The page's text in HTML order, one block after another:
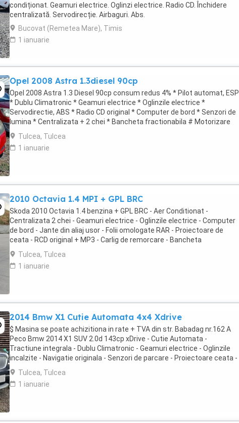
condiționat. Geamuri electrice. Oglinzi electrice. Radio CD. Închidere
centralizată. Servodirecție. Airbaguri. Abs.
Bucovat (Remetea Mare), Timis
1 ianuarie
Opel 2008 Astra 1.3diesel 90cp
Opel 2008 Astra 1.3 Diesel 90cp consum redus 4% * Pilot automat, ESP
* Dublu Climatronic * Geamuri electrice * Oglinzile electrice *
Servodirectie, ABS * Radio CD original * Computer de bord * Senzori de
lumina * Centralizata + 2 chei * Bancheta fractionabila # Motorizare
foarte economica Autoturism ...
Tulcea, Tulcea
1 ianuarie
2010 Octavia 1.4 MPI + GPL BRC
Skoda 2010 Octavia 1.4 benzina + GPL BRC - Aer Conditionat -
Centralizata 2 chei - Geamuri electrice - Oglinzile electrice - Computer
de bord - Jante din aliaj usor - Folii omologate RAR - Proiectoare de
ceata - RCD original + MP3 - Carlig de remorcare - Bancheta
fractionabila - Portbagaj foarte incapator # ...
Tulcea, Tulcea
1 ianuarie
2014 Bmw X1 Cutie Automata 4x4 Xdrive
$ Masina se poate achizitiona in rate + TVA din str. Babadag nr.162 A
Peco Bmw 2014 X1 SUV 2.0d 143cp xDrive - Cutie Automata -
Tractiune integrala - Dublu Climatronic - Geamuri electrice - Oglinzile
incalzite - Navigatie originala - Senzori de parcare - Proiectoare ceata -
Cotiera fata+spate - Asistenta ...
Tulcea, Tulcea
1 ianuarie